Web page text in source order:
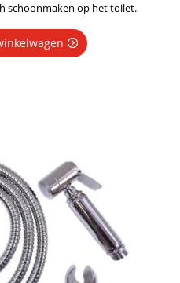
schoonmaken op het toilet.